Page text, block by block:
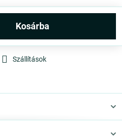
kosárba
Szállítások